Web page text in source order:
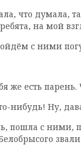
что думала,
на мой
с ними
же есть
нибудь! Ну,
пошла с ними,